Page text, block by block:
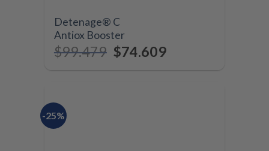
Detenage® C
Antiox Booster
$99.479 $74.609
-25%